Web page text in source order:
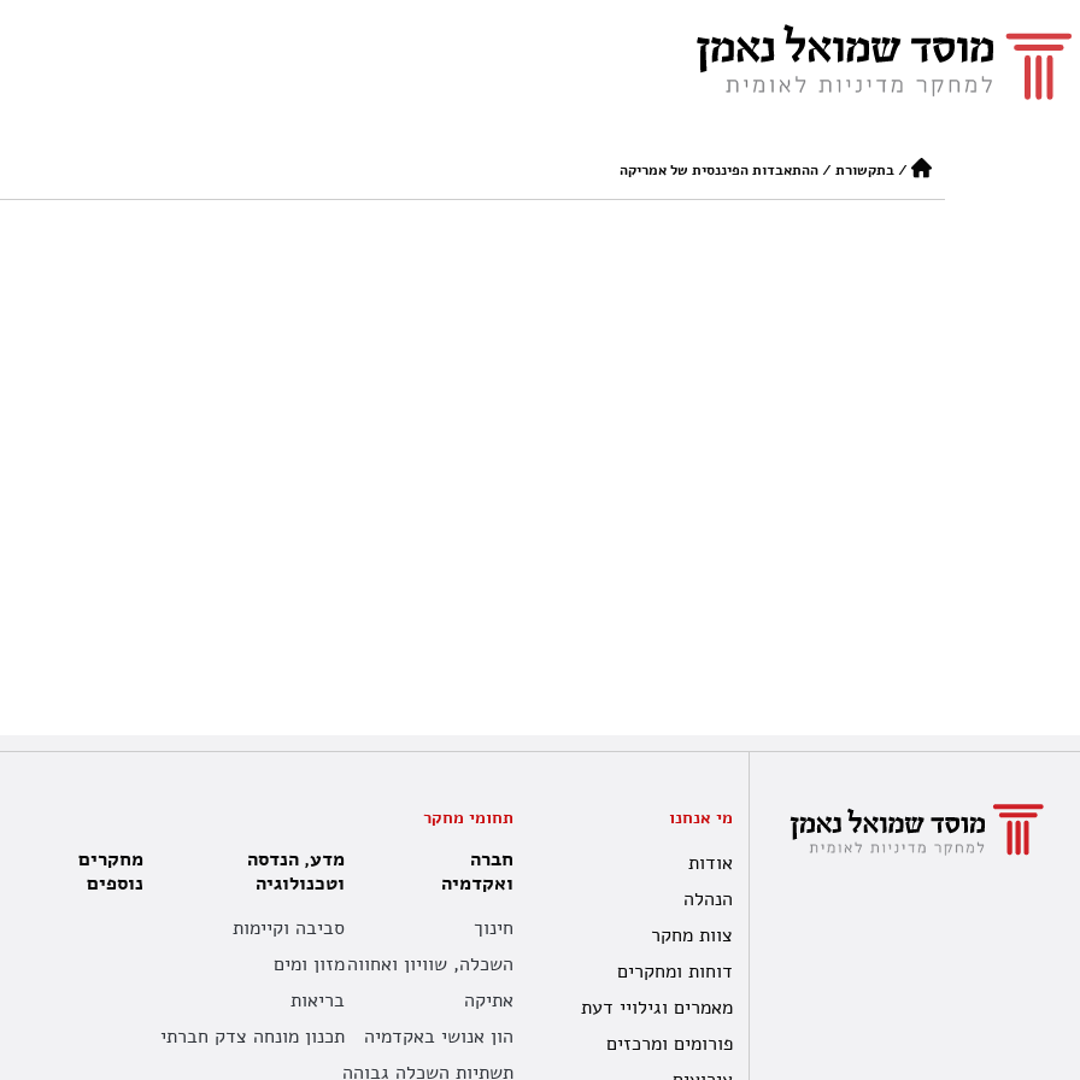
/בתקשורת /ההתאבדות הפיננסית של אמריקה
מי אנחנו
אודות
הנהלה
צוות מחקר
דוחות ומחקרים
מאמרים וגילויי דעת
פורומים ומרכזים
תחומי מחקר
חברה
ואקדמיה
חינוך
השכלה, שוויון ואחווה
אתיקה
הון אנושי באקדמיה
תשתיות השכלה גבוהה
מדע, הנדסה
וטכנולוגיה
סביבה וקיימות
מזון ומים
בריאות
תכנון מונחה צדק חברתי
מחקרים
נוספים